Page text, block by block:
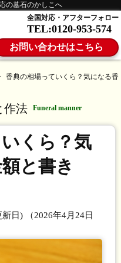
の墓石のかしこへ
全国対応・アフターフォロー
TEL:0120-953-574
お問い合わせはこちら
香典の相場っていくら？気になる香
作法 Funeral manner
くら？気
と書き
新日)
（2026年4月24日